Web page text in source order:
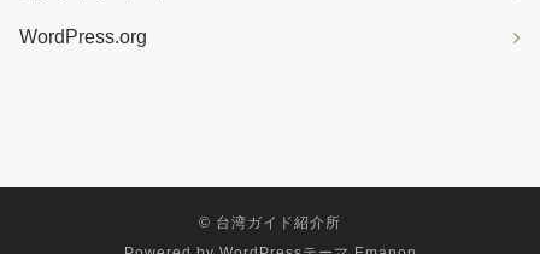
WordPress.org
© 台湾ガイド紹介所